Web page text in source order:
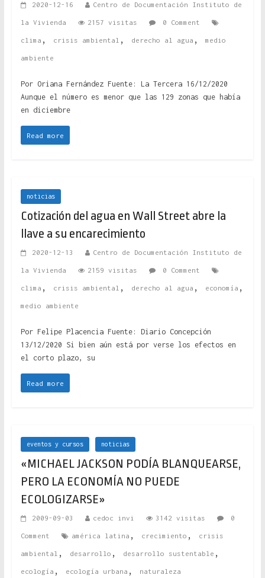
2020-12-16 Centro de Documentación Instituto de
la Vivienda 2157 visitas 0 Comment
clima , crisis ambiental , derecho al agua , medio
ambiente
Por Oriana Fernández Fuente: La Tercera 16/12/2020
Aunque el número es menor que las 129 zonas que había
en diciembre
Read more
noticias
Cotización del agua en Wall Street abre la
llave a su encarecimiento
2020-12-13 Centro de Documentación Instituto de
la Vivienda 2159 visitas 0 Comment
clima , crisis ambiental , derecho al agua , economía ,
medio ambiente
Por Felipe Placencia Fuente: Diario Concepción
13/12/2020 Si bien aún está por verse los efectos en
el corto plazo, su
Read more
eventos y cursos noticias
«MICHAEL JACKSON PODÍA BLANQUEARSE,
PERO LA ECONOMÍA NO PUEDE
ECOLOGIZARSE»
2009-09-03 cedoc invi 3142 visitas 0
Comment américa latina , crecimiento , crisis
ambiental , desarrollo , desarrollo sustentable ,
ecología , ecología urbana , naturaleza